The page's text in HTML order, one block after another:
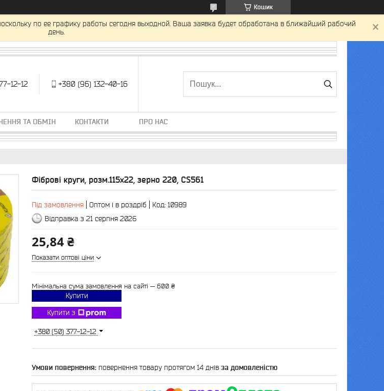
Кошик
по ее графику работы сегодня выходной. Ваша заявка будет обработана в ближайший рабочий
день.
12-12 +380 (96) 132-40-16
ТА ОБМІН КОНТАКТИ ПРО НАС
Фіброві круги, розм.115x22, зерно 220, CS561
Під замовлення Оптом і в роздріб Код: 10989
Відправка з 21 серпня 2026
25,84 ₴
Показати оптові ціни
Мінімальна сума замовлення на сайті — 600 ₴
Купити
Купити з
+380 (50) 377-12-12
повернення товару протягом 14 днів за домовленістю